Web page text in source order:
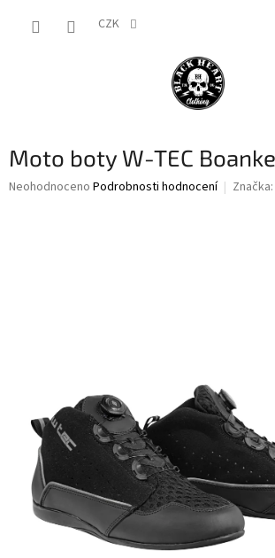
CZK
Moto boty W-TEC
Průměrné
Neohodnoceno Podrobnosti hodnocení Značka: